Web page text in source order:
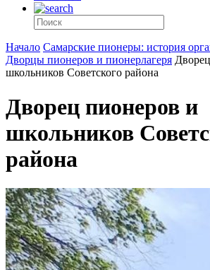
Начало Самарские пионеры: история
Дворцы пионеров и пионерлагеря
школьников Советского района
Дворец пионеров и
школьников
района